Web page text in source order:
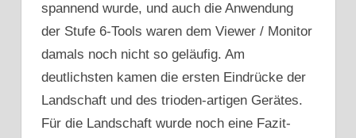
spannend wurde, und auch die Anwendung
der Stufe 6-Tools waren dem Viewer / Monitor
damals noch nicht so geläufig. Am
deutlichsten kamen die ersten Eindrücke der
Landschaft und des trioden-artigen Gerätes.
Für die Landschaft wurde noch eine Fazit-